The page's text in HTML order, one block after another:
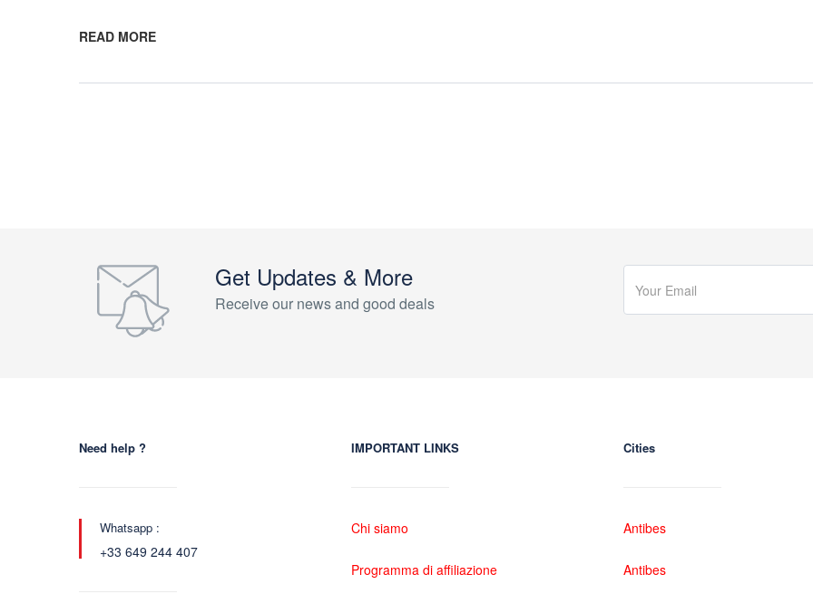
READ MORE
Get Updates & More
Receive our news and good deals
Need help ?
Whatsapp :
+33 649 244 407
IMPORTANT LINKS
Chi siamo
Programma di affiliazione
Cities
Antibes
Antibes